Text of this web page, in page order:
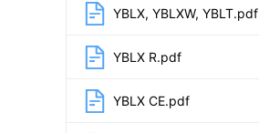
YBLX, YBLXW, YBLT.pdf
YBLX R.pdf
YBLX CE.pdf